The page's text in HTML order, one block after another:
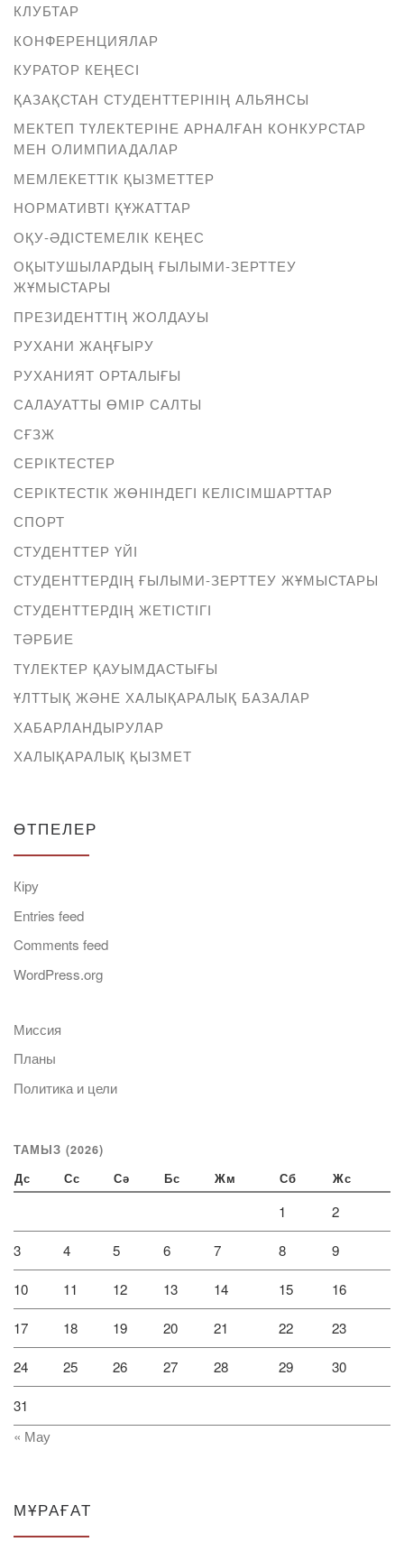
КЛУБТАР
КОНФЕРЕНЦИЯЛАР
КУРАТОР КЕҢЕСІ
ҚАЗАҚСТАН СТУДЕНТТЕРІНІҢ АЛЬЯНСЫ
МЕКТЕП ТҮЛЕКТЕРІНЕ АРНАЛҒАН КОНКУРСТАР
МЕН ОЛИМПИАДАЛАР
МЕМЛЕКЕТТІК ҚЫЗМЕТТЕР
НОРМАТИВТІ ҚҰЖАТТАР
ОҚУ-ӘДІСТЕМЕЛІК КЕҢЕС
ОҚЫТУШЫЛАРДЫҢ ҒЫЛЫМИ-ЗЕРТТЕУ
ЖҰМЫСТАРЫ
ПРЕЗИДЕНТТІҢ ЖОЛДАУЫ
РУХАНИ ЖАҢҒЫРУ
РУХАНИЯТ ОРТАЛЫҒЫ
САЛАУАТТЫ ӨМІР САЛТЫ
СҒЗЖ
СЕРІКТЕСТЕР
СЕРІКТЕСТІК ЖӨНІНДЕГІ КЕЛІСІМШАРТТАР
СПОРТ
СТУДЕНТТЕР ҮЙІ
СТУДЕНТТЕРДІҢ ҒЫЛЫМИ-ЗЕРТТЕУ ЖҰМЫСТАРЫ
СТУДЕНТТЕРДІҢ ЖЕТІСТІГІ
ТӘРБИЕ
ТҮЛЕКТЕР ҚАУЫМДАСТЫҒЫ
ҰЛТТЫҚ ЖӘНЕ ХАЛЫҚАРАЛЫҚ БАЗАЛАР
ХАБАРЛАНДЫРУЛАР
ХАЛЫҚАРАЛЫҚ ҚЫЗМЕТ
ӨТПЕЛЕР
Кіру
Entries feed
Comments feed
WordPress.org
Миссия
Планы
Политика и цели
ТАМЫЗ (2026)
Дс Сс Сә Бс Жм Сб Жс
1 2
3 4 5 6 7 8 9
10 11 12 13 14 15 16
17 18 19 20 21 22 23
24 25 26 27 28 29 30
31
« Мау
МҰРАҒАТ